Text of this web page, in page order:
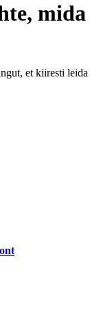
mida
et kiiresti leida